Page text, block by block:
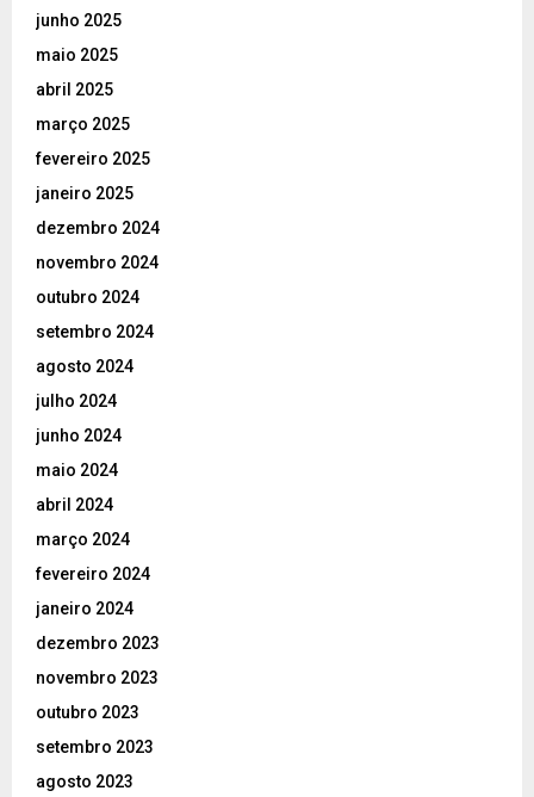
junho 2025
maio 2025
abril 2025
março 2025
fevereiro 2025
janeiro 2025
dezembro 2024
novembro 2024
outubro 2024
setembro 2024
agosto 2024
julho 2024
junho 2024
maio 2024
abril 2024
março 2024
fevereiro 2024
janeiro 2024
dezembro 2023
novembro 2023
outubro 2023
setembro 2023
agosto 2023